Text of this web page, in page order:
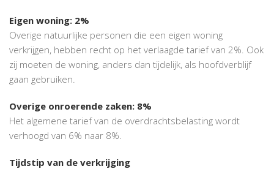
Eigen woning: 2%
Overige natuurlijke personen die een eigen woning
verkrijgen, hebben recht op het verlaagde tarief van 2%. Ook
zij moeten de woning, anders dan tijdelijk, als hoofdverblijf
gaan gebruiken.
Overige onroerende zaken: 8%
Het algemene tarief van de overdrachtsbelasting wordt
verhoogd van 6% naar 8%.
Tijdstip van de verkrijging